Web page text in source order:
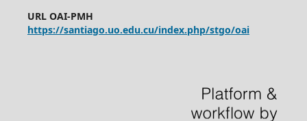
URL OAI-PMH
https://santiago.uo.edu.cu/index.php/stgo/oai